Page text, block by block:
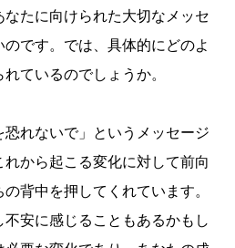
なたに向けられた大切なメッセ
です。では、具体的にどのよ
ているのでしょうか。
恐れないで」というメッセージ
から起こる変化に対して前向
背中を押してくれています。
安に感じることもあるかもし